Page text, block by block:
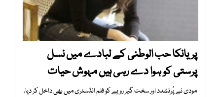
پریانکا حب الوطنی کے لبادے میں نسل
پرستی کو ہوا دے رہی ہیں مہوش حیات
مودی نے پُرتشدد اور سخت گیر رویے کو فلم انڈسٹری میں بھی داخل کر دیا،